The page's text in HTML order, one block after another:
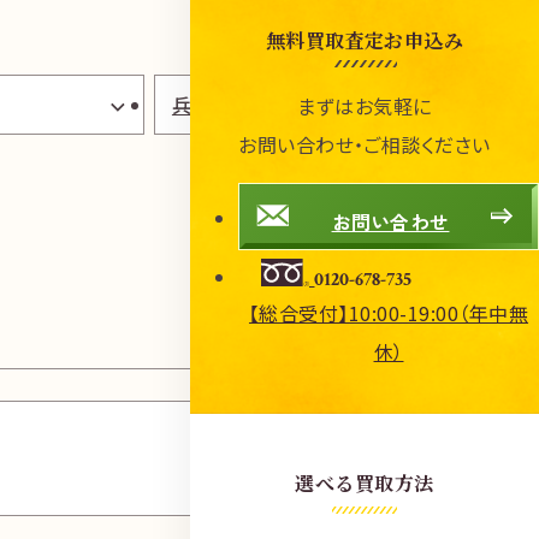
兵庫県
栗東駅
無料買取査定お申込み
まずはお気軽に
お問い合わせ・ご相談ください
お問い合わせ
0120-678-735
【総合受付】10:00-19:00（年中無
休）
選べる買取方法